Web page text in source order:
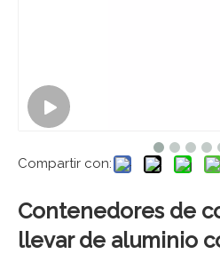
Compartir con:
Contenedores de
llevar de aluminio